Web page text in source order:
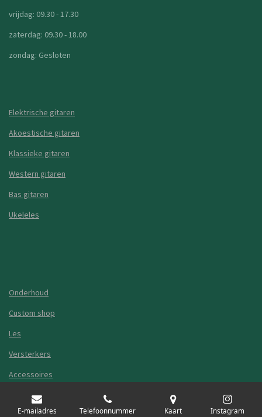
vrijdag: 09.30 - 17.30
zaterdag: 09.30 - 18.00
zondag: Gesloten
Elektrische gitaren
Akoestische gitaren
Klassieke gitaren
Western gitaren
Bas gitaren
Ukeleles
Onderhoud
Custom shop
Les
Versterkers
Accessoires
Guitar Shop Leiden
E-mailadres Telefoonnummer Kaart Instagram